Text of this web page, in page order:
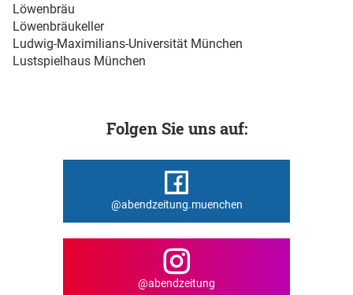
Löwenbräu
Löwenbräukeller
Ludwig-Maximilians-Universität München
Lustspielhaus München
Folgen Sie uns auf:
@abendzeitung.muenchen
@abendzeitung